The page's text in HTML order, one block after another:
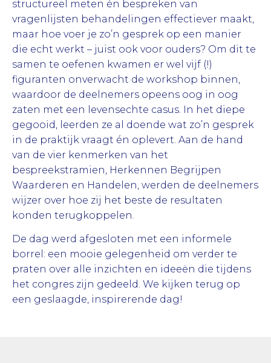
structureel meten én bespreken van
vragenlijsten behandelingen effectiever maakt,
maar hoe voer je zo’n gesprek op een manier
die echt werkt – juist ook voor ouders? Om dit te
samen te oefenen kwamen er wel vijf (!)
figuranten onverwacht de workshop binnen,
waardoor de deelnemers opeens oog in oog
zaten met een levensechte casus. In het diepe
gegooid, leerden ze al doende wat zo’n gesprek
in de praktijk vraagt én oplevert. Aan de hand
van de vier kenmerken van het
bespreekstramien, Herkennen Begrijpen
Waarderen en Handelen, werden de deelnemers
wijzer over hoe zij het beste de resultaten
konden terugkoppelen.
De dag werd afgesloten met een informele
borrel: een mooie gelegenheid om verder te
praten over alle inzichten en ideeën die tijdens
het congres zijn gedeeld. We kijken terug op
een geslaagde, inspirerende dag!